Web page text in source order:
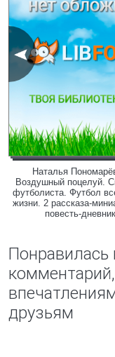
Наталья
Воздушный поцелуй.
футболиста. Футбол
жизни. 2 рассказа-
повесть-дневник
Понравилась
друзьям